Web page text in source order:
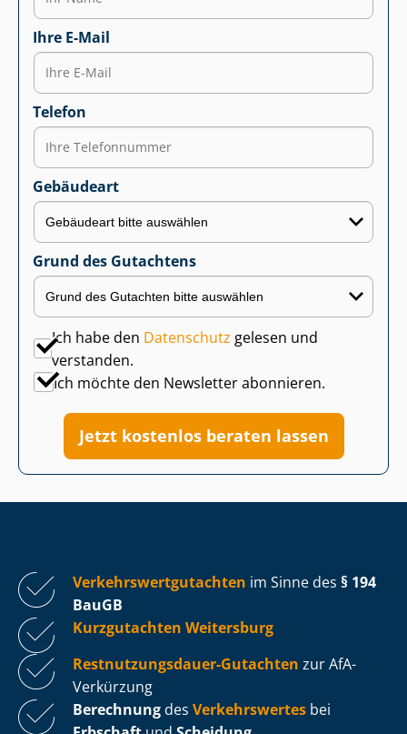
Ihre E-Mail
Telefon
Gebäudeart
Grund des Gutachtens
Ich habe den Datenschutz gelesen und
verstanden.
Ich möchte den Newsletter abonnieren.
Jetzt kostenlos beraten lassen
Ver­kehrs­wert­gut­ach­ten im Sinne des § 194
BauGB
Kurzgutachten Weitersburg
Rest­nut­zungs­dau­er-Gutachten zur AfA-
Verkürzung
Berechnung des Verkehrswertes bei